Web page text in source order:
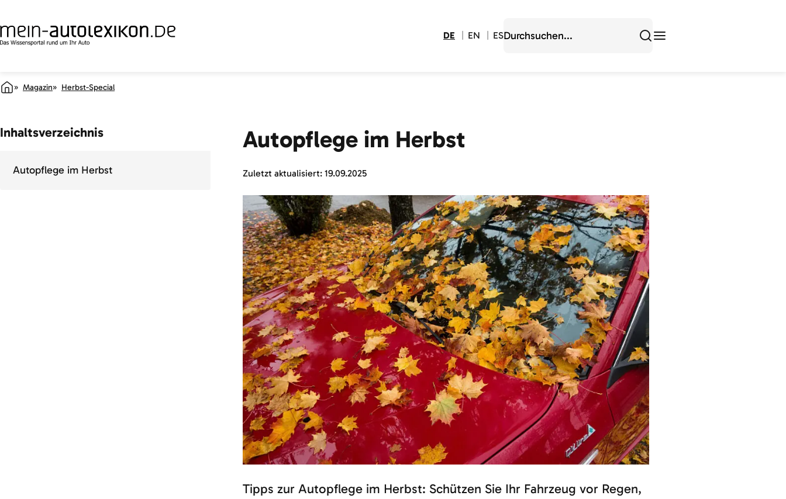
DE EN ES
Magazin Herbst-Special
Autopflege im Herbst
Zuletzt aktualisiert: 19.09.2025
Tipps zur Autopflege im Herbst: Schützen Sie Ihr Fahrzeug vor Regen,
Inhaltsverzeichnis
Autopflege im Herbst